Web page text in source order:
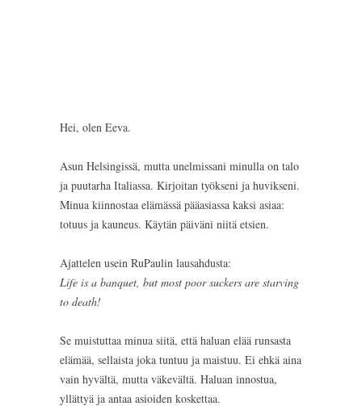
Hei, olen Eeva.
Asun Helsingissä, mutta unelmissani minulla on talo
ja puutarha Italiassa. Kirjoitan työkseni ja huvikseni.
Minua kiinnostaa elämässä pääasiassa kaksi asiaa:
totuus ja kauneus. Käytän päiväni niitä etsien.
Ajattelen usein RuPaulin lausahdusta:
Life is a banquet, but most poor suckers are starving
to death!
Se muistuttaa minua siitä, että haluan elää runsasta
elämää, sellaista joka tuntuu ja maistuu. Ei ehkä aina
vain hyvältä, mutta väkevältä. Haluan innostua,
yllättyä ja antaa asioiden koskettaa.